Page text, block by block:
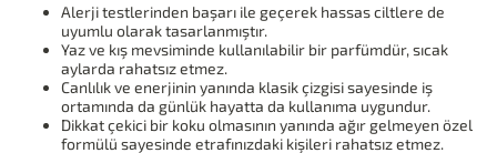
Alerji testlerinden başarı ile geçerek hassas ciltlere de
uyumlu olarak tasarlanmıştır.
Yaz ve kış mevsiminde kullanılabilir bir parfümdür, sıcak
aylarda rahatsız etmez.
Canlılık ve enerjinin yanında klasik çizgisi sayesinde iş
ortamında da günlük hayatta da kullanıma uygundur.
Dikkat çekici bir koku olmasının yanında ağır gelmeyen özel
formülü sayesinde etrafınızdaki kişileri rahatsız etmez.